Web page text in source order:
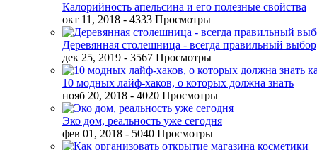
Калорийность апельсина и его полезные свойства
окт 11, 2018 - 4333 Просмотры
Деревянная столешница - всегда правильный выбор
дек 25, 2019 - 3567 Просмотры
10 модных лайф-хаков, о которых должна знать
нояб 20, 2018 - 4020 Просмотры
Эко дом, реальность уже сегодня
фев 01, 2018 - 5040 Просмотры